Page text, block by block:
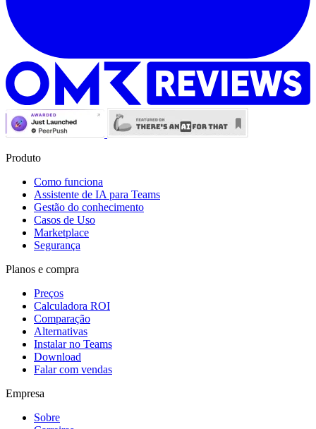
Produto
Como funciona
Assistente de IA para Teams
Gestão do conhecimento
Casos de Uso
Marketplace
Segurança
Planos e compra
Preços
Calculadora ROI
Comparação
Alternativas
Instalar no Teams
Download
Falar com vendas
Empresa
Sobre